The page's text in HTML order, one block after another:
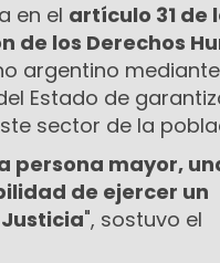
en el artículo 31 de
de los Derechos
argentino
Estado de
sector de la
persona mayor,
de ejercer un
", sostuvo el